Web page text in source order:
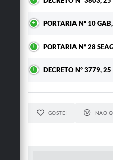
PORTARIA Nº 10
PORTARIA Nº 28
DECRETO Nº 3779,
GOSTEI NÃO